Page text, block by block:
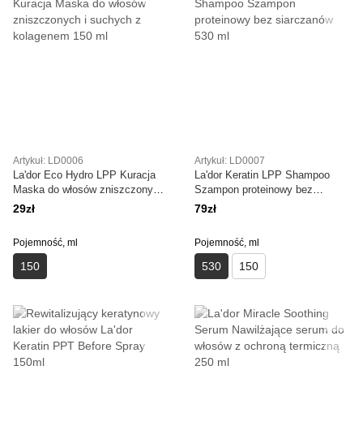
Artykuł: LD0006
La'dor Eco Hydro LPP Kuracja
Maska do włosów zniszczonych
i suchych z kolagenem 150 ml
29zł
Pojemność, ml
150
Artykuł: LD0007
La'dor Keratin LPP Shampoo
Szampon proteinowy bez
siarczanów 530 ml
79zł
Pojemność, ml
530 150